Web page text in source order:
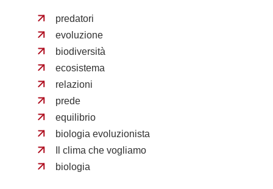
predatori
evoluzione
biodiversità
ecosistema
relazioni
prede
equilibrio
biologia evoluzionista
Il clima che vogliamo
biologia